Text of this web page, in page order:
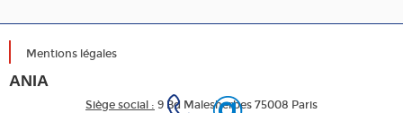
Mentions légales
ANIA
Siège social : 9 Bd Malesherbes 75008 Paris